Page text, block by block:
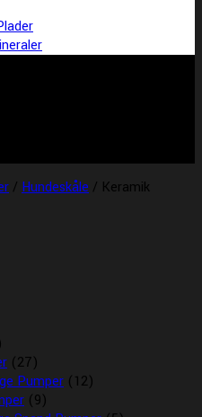
/ Hundeskåle / Keramik
(27)
Pumper (12)
(9)